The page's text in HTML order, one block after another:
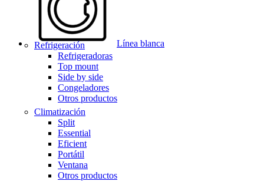
Línea blanca
Refrigeración
Refrigeradoras
Top mount
Side by side
Congeladores
Otros productos
Climatización
Split
Essential
Eficient
Portátil
Ventana
Otros productos